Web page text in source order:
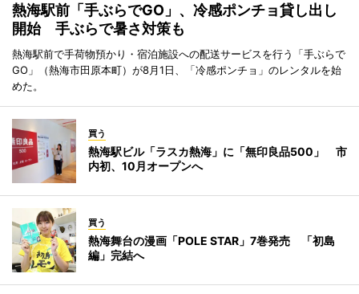
熱海駅前「手ぶらでGO」、冷感ポンチョ貸し出し
開始 手ぶらで暑さ対策も
熱海駅前で手荷物預かり・宿泊施設への配送サービスを行う「手ぶらで
GO」（熱海市田原本町）が8月1日、「冷感ポンチョ」のレンタルを始
めた。
買う
熱海駅ビル「ラスカ熱海」に「無印良品500」 市
内初、10月オープンへ
買う
熱海舞台の漫画「POLE STAR」7巻発売 「初島
編」完結へ